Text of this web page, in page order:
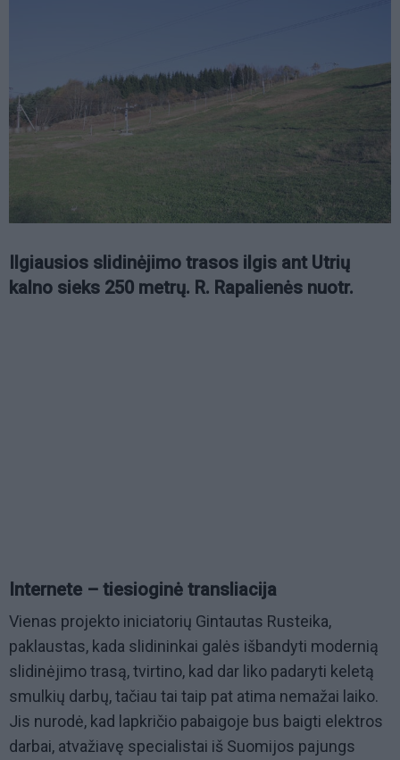
Ilgiausios slidinėjimo trasos ilgis ant Utrių
kalno sieks 250 metrų. R. Rapalienės nuotr.
Internete – tiesioginė transliacija
Vienas projekto iniciatorių Gintautas Rusteika,
paklaustas, kada slidininkai galės išbandyti modernią
slidinėjimo trasą, tvirtino, kad dar liko padaryti keletą
smulkių darbų, tačiau tai taip pat atima nemažai laiko.
Jis nurodė, kad lapkričio pabaigoje bus baigti elektros
darbai, atvažiavę specialistai iš Suomijos pajungs